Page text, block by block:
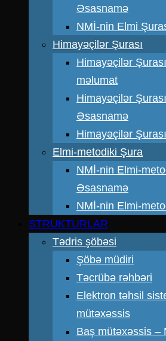
Əsasnamə
NMİ-nin Elmi
Himayəçilər Şurası
Himayəçilər
məlumat
Himayəçilər
Əsasnamə
Himayəçilər
Elmi-metodiki Şura
NMİ-nin Elmi-
Əsasnamə
NMİ-nin Elmi-
STRUKTURLAR
Tədris şöbəsi
Şöbə müdiri
Təcrübə rəhbəri
Elektron təhsil
mütəxəssis
Baş mütəxəssis –